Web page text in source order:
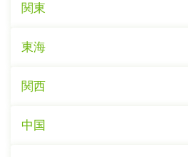
関東
東海
関西
中国